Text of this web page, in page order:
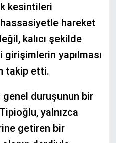
kesintileri
hareket
kalıcı şekilde
yapılması
takip etti.
genel duruşunun bir
yalnızca
getiren bir